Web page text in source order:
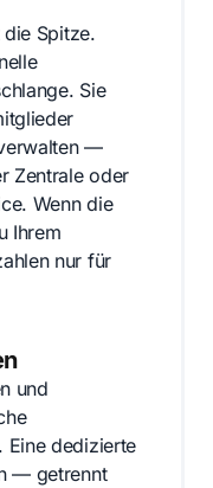
Spitze.
Sie
—
Zentrale oder
Wenn die
Ihrem
nur für
und
Eine dedizierte
— getrennt